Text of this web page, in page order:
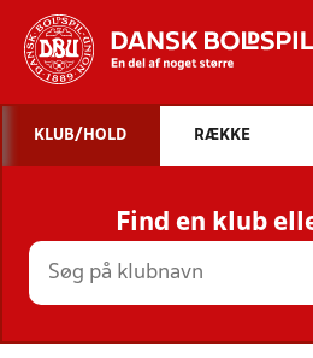
STILLINGER,
HOLD
KLUB/HOLD RÆKKE
Find en klub